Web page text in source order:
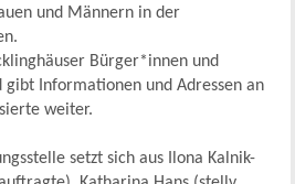
und Männern in der
Bürger*innen und
gibt Informationen und Adressen an
weiter.
setzt sich aus Ilona Kalnik-